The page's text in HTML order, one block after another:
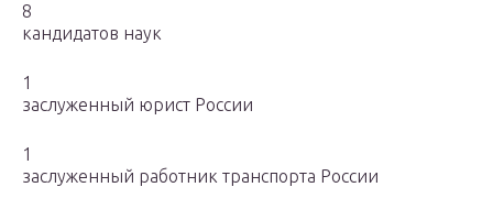
8
кандидатов наук
1
заслуженный юрист России
1
заслуженный работник транспорта России